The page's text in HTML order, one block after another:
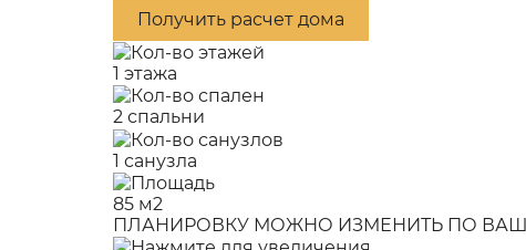
Получить расчет дома
1 этажа
2 спальни
1 санузла
85 м2
ПЛАНИРОВКУ МОЖНО ИЗМЕНИТЬ ПО